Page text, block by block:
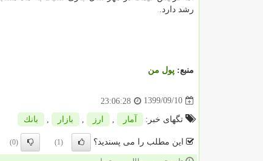
رشد دارد.
منبع: پول من
1399/09/10
23:06:28
تگهای خبر: آمار ارز بازار بانك
این مطلب را می پسندید؟ (1)
(0)